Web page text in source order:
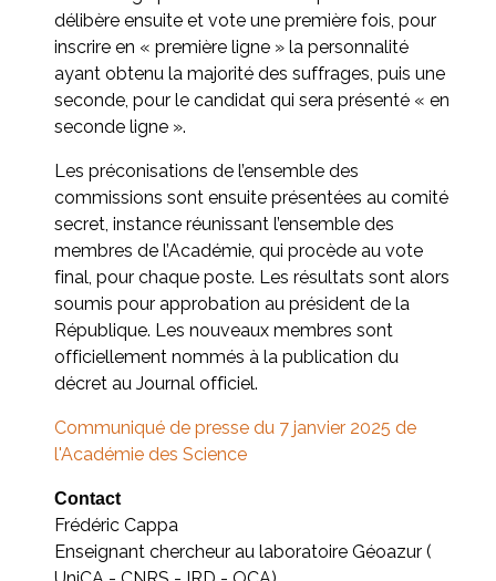
délibère ensuite et vote une première fois, pour
inscrire en « première ligne » la personnalité
ayant obtenu la majorité des suffrages, puis une
seconde, pour le candidat qui sera présenté « en
seconde ligne ».
Les préconisations de l’ensemble des
commissions sont ensuite présentées au comité
secret, instance réunissant l’ensemble des
membres de l’Académie, qui procède au vote
final, pour chaque poste. Les résultats sont alors
soumis pour approbation au président de la
République. Les nouveaux membres sont
officiellement nommés à la publication du
décret au Journal officiel.
Communiqué de presse du 7 janvier 2025 de
l'Académie des Science
Contact
Frédéric Cappa
Enseignant chercheur au laboratoire Géoazur (